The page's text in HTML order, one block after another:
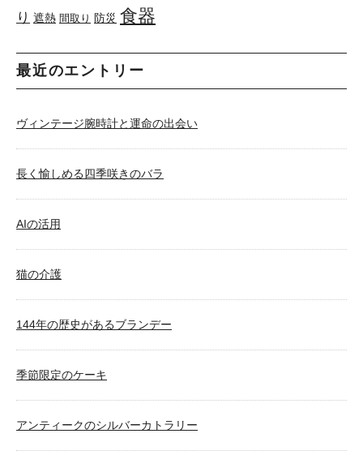
り 遮熱 間取り 防災 食器
最近のエントリー
ヴィンテージ腕時計と運命の出会い
長く愉しめる四季咲きのバラ
AIの活用
猫の介護
144年の歴史があるブランデー
季節限定のケーキ
アンティークのシルバーカトラリー